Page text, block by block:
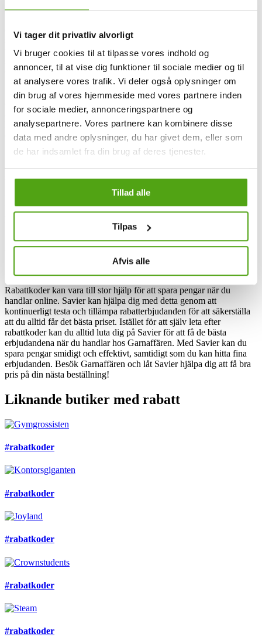
Vi tager dit privatliv alvorligt
Vi bruger cookies til at tilpasse vores indhold og
annoncer, til at vise dig funktioner til sociale medier og til
at analysere vores trafik. Vi deler også oplysninger om
din brug af vores hjemmeside med vores partnere inden
for sociale medier, annonceringspartnere og
analysepartnere. Vores partnere kan kombinere disse
data med andre oplysninger, du har givet dem, eller som
de har indsamlet fra din brug af deres tjenester.
Tillad alle
Tilpas
Afvis alle
Historien bakom garnbutiken omfattar en resa från en liten butik i
en kombination av Inga-Britts passion för handarbete och hennes
son Martins idé om att sälja garn online har garnbutiken växt och
utvecklats genom åren. Med hjälp av dottern Maria Pilborn och
senare även anställda, som Mia Martinsson och pappan Ronny
Gustafsson, har verksamheten fortsatt att växa och expandera.
Idag erbjuder garnbutiken ett brett urval av 160 olika kvalitetstyger i
cirka 20 färger vardera, samt omkring 2500 olika stickor. Genom att
aktivt sprida kunskap och inspiration via sociala medier, såsom
Facebook, Instagram och YouTube, strävar garnbutiken efter att
engagera och nå ut till en bredare kundkrets.
Fokus på hållbarhet är också viktigt för garnbutiken, som arbetar
aktivt för att främja planetens välbefinnande genom diverse initiativ,
som beskrivs närmare under fliken "Hållbarhet" på deras webbplats.
Besök gärna garnaffären i deras fysiska butik och lager utanför
Uddevalla centrum för att uppleva högkvalitativt material för
Få rabatt på Garnaffären via Savier
Rabattkoder kan vara till stor hjälp för att spara pengar när du
handlar online. Savier kan hjälpa dig med detta genom att
kontinuerligt testa och tillämpa rabatterbjudanden för att säkerställa
att du alltid får det bästa priset. Istället för att själv leta efter
rabattkoder kan du alltid luta dig på Savier för att få de bästa
erbjudandena när du handlar hos Garnaffären. Med Savier kan du
spara pengar smidigt och effektivt, samtidigt som du kan hitta fina
erbjudanden. Besök Garnaffären och låt Savier hjälpa dig att få bra
pris på din nästa beställning!
Liknande butiker med rabatt
#rabatkoder
#rabatkoder
#rabatkoder
#rabatkoder
#rabatkoder